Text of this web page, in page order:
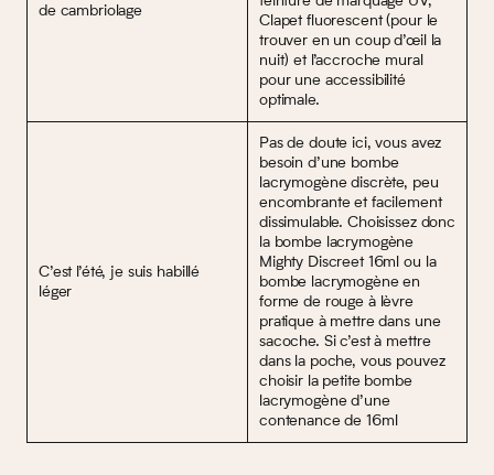
de cambriolage
Clapet fluorescent (pour le
trouver en un coup d’œil la
nuit) et l’accroche mural
pour une accessibilité
optimale.
C’est l’été, je suis habillé
léger
Pas de doute ici, vous avez
besoin d’une bombe
lacrymogène discrète, peu
encombrante et facilement
dissimulable. Choisissez donc
la bombe lacrymogène
Mighty Discreet 16ml ou la
bombe lacrymogène en
forme de rouge à lèvre
pratique à mettre dans une
sacoche. Si c’est à mettre
dans la poche, vous pouvez
choisir la petite bombe
lacrymogène d’une
contenance de 16ml